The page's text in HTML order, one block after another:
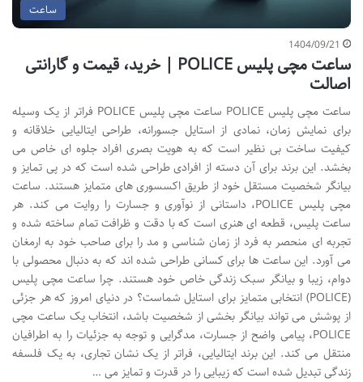
ساعت
1404/09/21
ساعت مچی پلیس POLICE | خرید، قیمت و گارانتی
اصالت
ساعت مچی پلیس POLICE ساعت مچی پلیس POLICE فراتر از یک وسیله
برای نمایش زمان، نمادی از استایل جسورانه، طراحی ایتالیایی خلاقانه و
کیفیت ساخت بی نظیر است که به هویت بصری افراد جلوه ای خاص می
بخشد. این برند برای آن دسته از افرادی طراحی شده است که در پی تمایز و
بیانگر شخصیت مستقل خود از طریق اکسسوری های متمایز هستند. ساعت
مچی پلیس POLICE، داستانی از نوآوری و جسارت را روایت می کند. هر
ساعت پلیس، قطعه ای هنری است که با دقت و ظرافت تمام ساخته شده و
تجربه ای منحصر به فرد از زمان شناسی و مد را برای صاحب خود به ارمغان
می آورد. این ساعت ها برای کسانی طراحی شده اند که به دنبال محصولی با
دوام، زیبا و بیانگر سبک زندگی خاص خود هستند. چرا ساعت مچی پلیس
(POLICE) انتخابی متمایز برای استایل شماست؟ در دنیای امروز که هر جزئی
از پوشش می تواند بیانگر بخشی از شخصیت باشد، انتخاب یک ساعت مچی
POLICE، پیامی واضح از جسارت، مدگرایی و توجه به جزئیات را به اطرافیان
منتقل می کند. این برند ایتالیایی، فراتر از یک نشان تجاری، به یک فلسفه
زندگی تبدیل شده است که زیبایی را در قدرت و تمایز می …